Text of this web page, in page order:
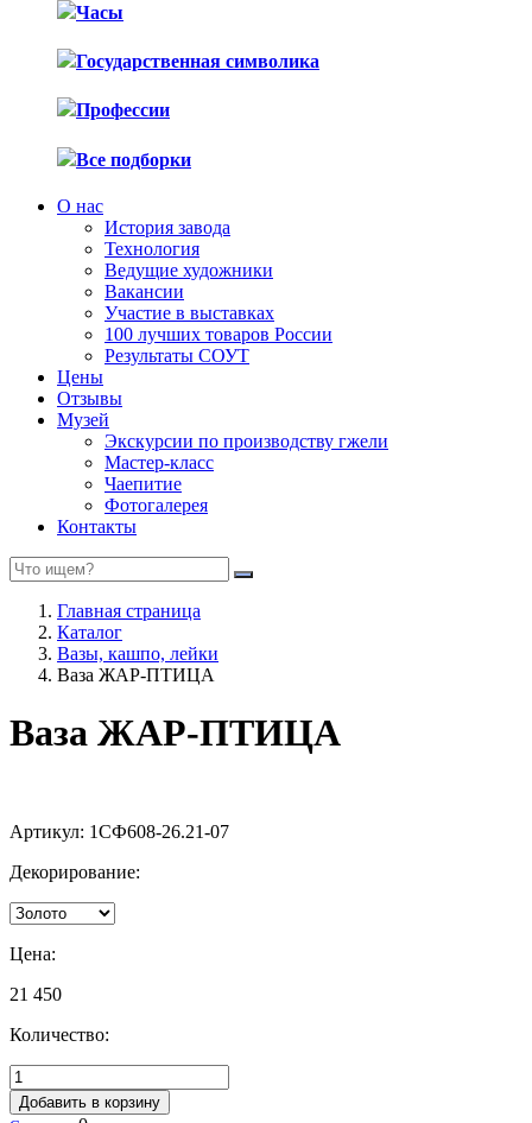
Часы
Государственная символика
Профессии
Все подборки
О нас
История завода
Технология
Ведущие художники
Вакансии
Участие в выставках
100 лучших товаров России
Результаты СОУТ
Цены
Отзывы
Музей
Экскурсии по производству гжели
Мастер-класс
Чаепитие
Фотогалерея
Контакты
Главная страница
Каталог
Вазы, кашпо, лейки
Ваза ЖАР-ПТИЦА
Ваза ЖАР-ПТИЦА
Артикул: 1СФ608-26.21-07
Декорирование:
Цена:
21 450
Количество:
Добавить в корзину